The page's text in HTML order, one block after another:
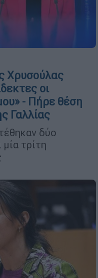
Χρυσούλας
οι
- Πήρε θέση
Γαλλίας
δύο
τρίτη